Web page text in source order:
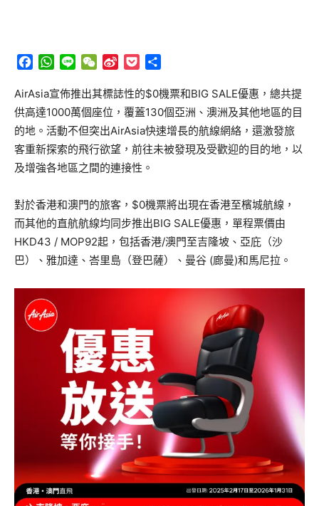
Facebook
WhatsApp
Line WeChat
Sina
Pocket
AirAsia宣佈推出其標誌性的$0機票和BIG SALE優惠，總共提
供高達1000萬個座位，覆蓋130個亞洲、澳洲及其他地區的目
的地。活動不但突出AirAsia快速增長的航線網絡，還激發旅
客重新探索的飛行欲望，前往未被發現及受歡迎的目的地，以
及增強各地區之間的連接性。
對於香港和澳門的旅客，$0機票將出現在香港至檳城航線，
而其他的直航航線均同步推出BIG SALE優惠，單程票價由
HKD43 / MOP92起，包括香港/澳門至吉隆坡、亞庇（沙
巴）、 雅加達、峇里島（登巴薩）、曼谷 (廊曼)和馬尼拉。